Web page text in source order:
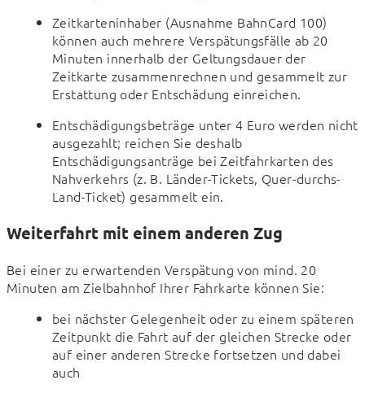
Zeitkarteninhaber (Ausnahme BahnCard 100)
können auch mehrere Verspätungsfälle ab 20
Minuten innerhalb der Geltungsdauer der
Zeitkarte zusammenrechnen und gesammelt zur
Erstattung oder Entschädung einreichen.
Entschädigungsbeträge unter 4 Euro werden nicht
ausgezahlt; reichen Sie deshalb
Entschädigungsanträge bei Zeitfahrkarten des
Nahverkehrs (z. B. Länder-Tickets, Quer-durchs-
Land-Ticket) gesammelt ein.
Weiterfahrt mit einem anderen Zug
Bei einer zu erwartenden Verspätung von mind. 20
Minuten am Zielbahnhof Ihrer Fahrkarte können Sie:
bei nächster Gelegenheit oder zu einem späteren
Zeitpunkt die Fahrt auf der gleichen Strecke oder
auf einer anderen Strecke fortsetzen und dabei
auch